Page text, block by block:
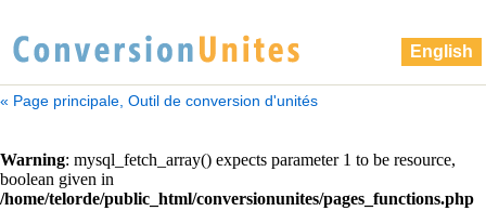
English
« Page principale, Outil de conversion d'unités